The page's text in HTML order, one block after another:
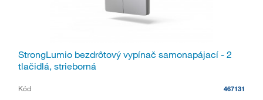
StrongLumio bezdrôtový vypínač samonapájací - 2
tlačidlá, strieborná
Kód 467131